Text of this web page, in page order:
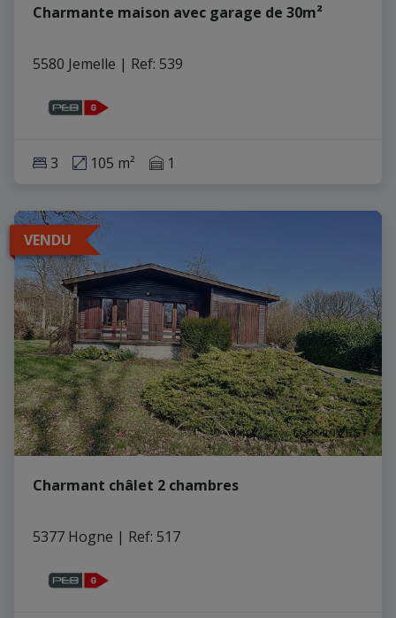
Charmante maison avec garage de 30m²
5580 Jemelle | Ref: 539
3 105 m² 1
VENDU
Charmant châlet 2 chambres
5377 Hogne | Ref: 517